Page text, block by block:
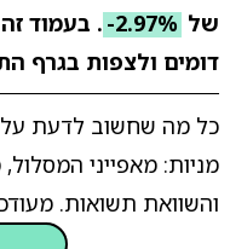
של -2.97% . בעמוד
דומים ולצפות בגרף
כל מה שחשוב לדעת על
מניות: מאפייני
והשוואת תשואות.